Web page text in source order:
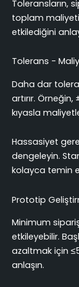
Toleransların,
toplam maliyeti
etkilediğini
Tolerans -
Daha dar
artırır.
kıyasla
Hassasiyet
dengeleyin.
kolayca temin
Prototip
Minimum
etkileyebilir.
azaltmak için
anlaşın.